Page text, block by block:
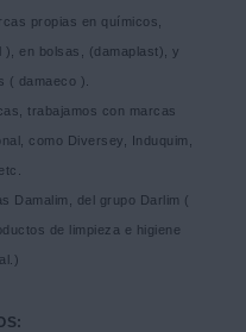
propias en químicos,
), en bolsas, (damaplast), y
( damaeco ).
trabajamos con marcas
como Diversey, Induquim,
Damalim, del grupo Darlim (
de limpieza e higiene